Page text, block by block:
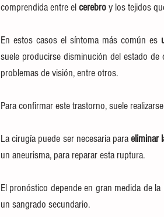
comprendida entre el cerebro y los tejidos
En estos casos el síntoma más común es
suele producirse disminución del estado
problemas de visión, entre otros.
Para confirmar este trastorno, suele
La cirugía puede ser necesaria para eliminar
un aneurisma, para reparar esta ruptura.
El pronóstico depende en gran medida de
un sangrado secundario.